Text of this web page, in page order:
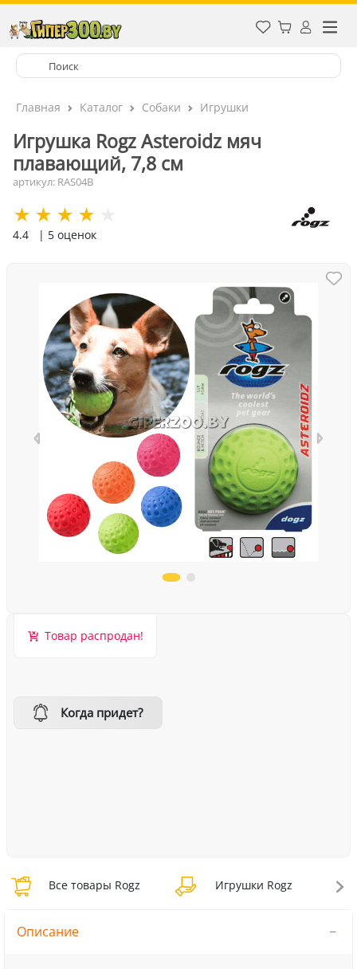
Главная Каталог Собаки Игрушки
Игрушка Rogz Asteroidz мяч
плавающий, 7,8 см
артикул: RAS04B
4.4 | 5 оценок
Товар распродан!
Когда придет?
Все товары Rogz Игрушки Rogz
Описание